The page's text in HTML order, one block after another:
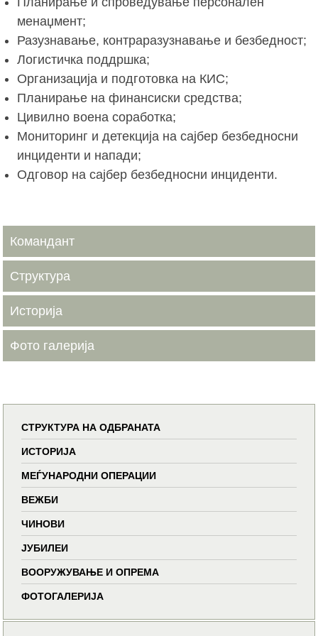
менаџмент;
Разузнавање, контраразузнавање и безбедност;
Логистичка поддршка;
Организација и подготовка на КИС;
Планирање на финансиски средства;
Цивилно воена соработка;
Мониторинг и детекција на сајбер безбедносни
инциденти и напади;
Одговор на сајбер безбедносни инциденти.
Командант
Структура
Историја
Фото галерија
СТРУКТУРА НА ОДБРАНАТА
ИСТОРИЈА
МЕЃУНАРОДНИ ОПЕРАЦИИ
ВЕЖБИ
ЧИНОВИ
ЈУБИЛЕИ
ВООРУЖУВАЊЕ И ОПРЕМА
ФОТОГАЛЕРИЈА